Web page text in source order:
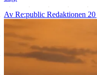
Av Re:public Redaktionen